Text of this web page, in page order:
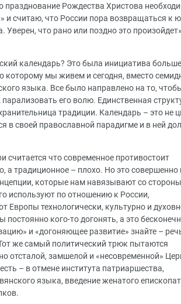
Рождества Христова
и считаю, что России пора возвращаться к
что рано или поздно это
календарь? Это была инициатива
которому мы живем и сегодня, вместо
языка. Все было направлено на то,
его волю. Единственная
традиции. Календарь – это не
в своей православной парадигме и в ней
считается что современное противостоит
а традиционное – плохо. Но это совершенно
которые нам навязывают со
используют по отношению к России,
Европы технологически, культурно и
кого-то догонять, а это
и «догоняющее развитие» знайте –
же самый политический трюк пытаются
отсталой, замшелой и «несовременной»
– в отмене института патриаршества,
языка, введение женатого